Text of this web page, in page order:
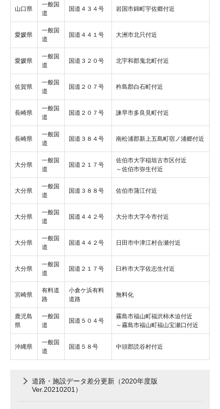
山口県
一般国
道
国道４３４号 岩国市錦町宇佐郷付近
愛媛県
一般国
道
国道４４１号 大洲市北只付近
愛媛県
一般国
道
国道３２０号 北宇和郡鬼北町付近
佐賀県
一般国
道
国道２０７号 杵島郡白石町付近
長崎県
一般国
道
国道２０７号 諫早市多良見町付近
長崎県
一般国
道
国道３８４号 南松浦郡新上五島町宿ノ浦郷付近
大分県
一般国
道
国道２１７号
佐伯市大字稲垣古市区付近
～佐伯市弥生付近
大分県
一般国
道
国道３８８号 佐伯市蒲江付近
大分県
一般国
道
国道４４２号 大分市大字今市付近
大分県
一般国
道
国道４４２号 日田市中津江村合瀬付近
大分県
一般国
道
国道２１７号 臼杵市大字佐志生付近
宮崎県
有料道
路
小倉ケ浜有料
道路
無料化
鹿児島
県
一般国
道
国道５０４号
霧島市福山町福沢柿木迫付近
～霧島市福山町福山宝瀬口付近
沖縄県
一般国
道
国道５８号 中頭郡読谷村付近
道路・施設データ差分更新（2020年度版
Ver.20210201）